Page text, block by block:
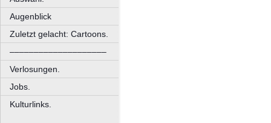
Augenblick
Zuletzt gelacht: Cartoons.
––––––––––––––––––––
Verlosungen.
Jobs.
Kulturlinks.